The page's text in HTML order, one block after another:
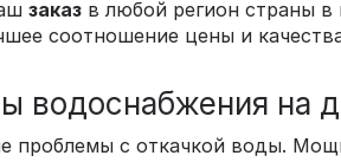
заказ в любой регион страны в
соотношение цены и
водоснабжения на
проблемы с откачкой воды.